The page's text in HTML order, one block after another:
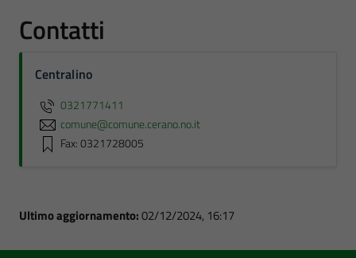
Contatti
Centralino
0321771411
comune@comune.cerano.no.it
Fax: 0321728005
Ultimo aggiornamento:02/12/2024, 16:17